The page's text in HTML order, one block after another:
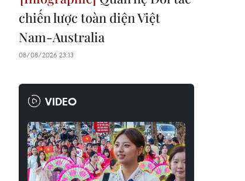
chiến lược toàn diện Việt
Nam-Australia
08/08/2026 23:13
VIDEO